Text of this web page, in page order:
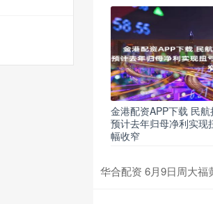
金港配资APP下载 民
预计去年归母净利实现
幅收窄
华合配资 6月9日周大福